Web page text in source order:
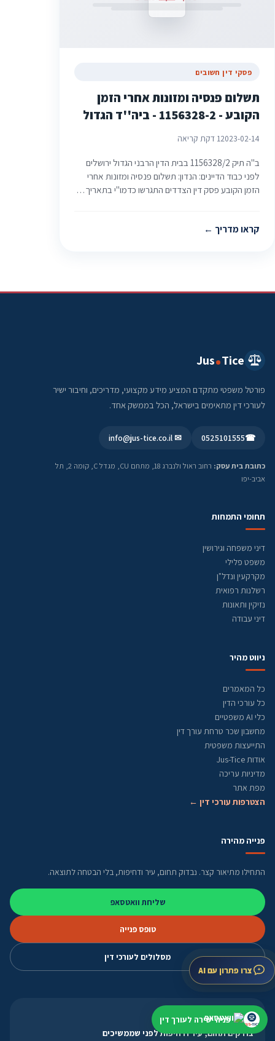
פסקי דין חשובים
תשלום פנסיה ומזונות אחרי הזמן
הקובע - 1156328-2 - ביה''ד הגדול
2023-02-141 דקת קריאה
ב"ה תיק ‏1156328/2 בבית הדין הרבני הגדול ירושלים
לפני כבוד הדיינים: הנדון: תשלום פנסיה ומזונות אחרי
הזמן הקובע פסק דין הצדדים התגרשו כדמו"י בתאריך…
קראו מדריך
Jus Tice
פורטל משפטי מתקדם המציע מידע מקצועי, מדריכים, וחיבור ישיר
לעורכי דין מתאימים בישראל, הכל בממשק אחד.
☎
0525101555
✉ info@jus-tice.co.il
כתובת בית עסק:
רחוב ראול ולנברג 18, מתחם CU, מגדל C, קומה 2, תל
אביב-יפו
תחומי התמחות
דיני משפחה וגירושין
משפט פלילי
מקרקעין ונדל"ן
רשלנות רפואית
נזיקין ותאונות
דיני עבודה
ניווט מהיר
כל המאמרים
כל עורכי הדין
כלי AI משפטיים
מחשבון שכר טרחת עורך דין
התייעצות משפטית
אודות Jus-Tice
מדיניות עריכה
מפת אתר
הצטרפות עורכי דין ←
פנייה מהירה
התחילו מתיאור קצר. נבדוק תחום, עיר ודחיפות, בלי הבטחה לתוצאה.
שליחת וואטסאפ
טופס פנייה
מסלולים לעורכי דין
אחרי שהשארתם פנייה
בודקים תחום, עיר ודחיפות לפני שממשיכים
צרו פתרון עם AI
פניה ישירה לעורך דין